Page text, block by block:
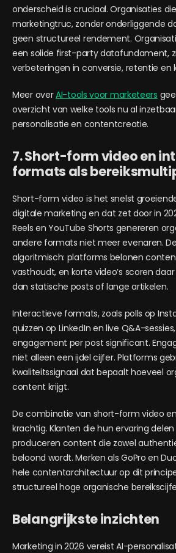
onderscheid is cruciaal. Organisaties
marketingtruc, zonder onderliggende
geen structureel rendement.
een solide first-party datafundament,
verbeteringen in conversie, retentie en
Meer overAI-tools voor marketeers
overzicht van welke tools nu al
personalisatie en contentcreatie.
7. Short-form video en
formats als
Short-form video is het snelst
digitale marketing en dat zet door in
Reels en YouTube Shorts genereren
andere formats niet meer evenaren.
algoritmisch: platforms belonen
vasthoudt, en korte video’s scoren
dan statische posts of lange artikelen.
Interactieve formats, zoals polls op
quizzen op LinkedIn en live Q&A-
engagement per post significant.
niet alleen een ijdel cijfer. Platforms
kwaliteitssignaal dat bepaalt hoeveel
content krijgt.
De combinatie van short-form video en
krachtig. Klanten die hun ervaring
produceren content die zowel
beloond wordt. Merken als GoPro en
hele contentarchitectuur op dit
structureel hoge organische
Belangrijkste inzichten
Marketing in 2026 vereist AI-